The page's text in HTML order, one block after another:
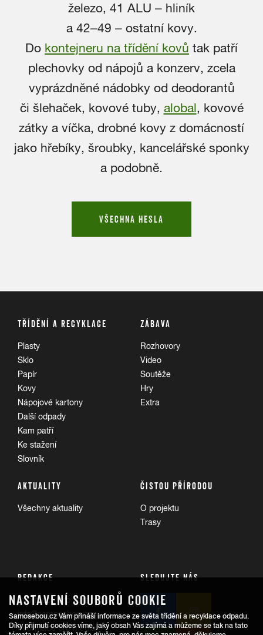
železo, 41 ALU – hliník
a 42–49 – ostatní kovy.
Do kontejneru na třídění kovů tak patří
plechovky od nápojů a konzerv, zcela
vyprázdněné nádobky od deodorantů
či šlehaček, kovové tuby, alobal, kovové
zátky a víčka, drobné kovy z domácností
jako hřebíky, šroubky, kancelářské sponky
a podobně.
VŠECHNA HESLA
TŘÍDĚNÍ A RECYKLACE
Plasty
Sklo
Papír
Kovy
Nápojové kartony
Další odpady
Kam patří
Ke stažení
Slovník
ZÁBAVA
Rozhovory
Video
Soutěže
Hry
Extra
AKTUALITY
Všechny aktuality
ČISTOU PŘÍRODOU
O projektu
Trasy
REDAKCE
Informace pro veřejnost:
info@samosebou.cz
Informace pro média
SLEDUJTE NÁS
NASTAVENÍ SOUBORŮ COOKIE
Samosebou.cz Vám přináší informace ze světa třídění a recyklace odpadu.
Díky přijmutí cookies víme, jaký obsah Vás zajímá a můžeme se tak na tato